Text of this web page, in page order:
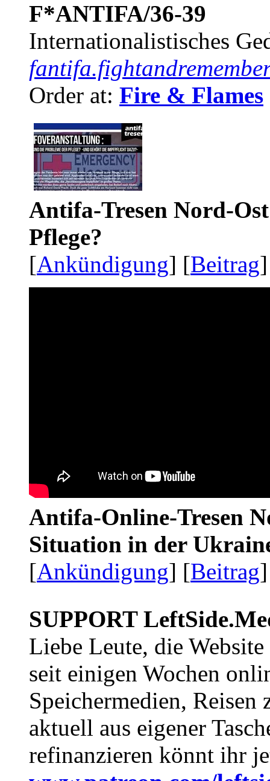
F*ANTIFA/36-39
Internationalistisches
Order at: Fire & Flames
Antifa-Tresen Nord-
Pflege?
[Ankündigung] [Beitrag
Antifa-Online-Tresen
Situation in der
[Ankündigung] [Beitrag
SUPPORT
Liebe Leute, die Website
seit einigen Wochen
Speichermedien, Reisen
aktuell aus eigener
refinanzieren könnt ihr